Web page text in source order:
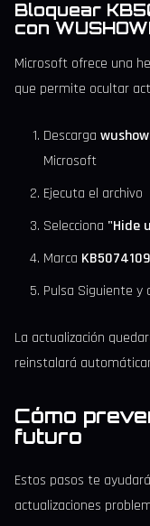
Bloquear
con
Microsoft ofrece una
que permite ocultar
Descarga
Microsoft
Ejecuta el archivo
Selecciona "Hide
Marca KB5074109
Pulsa Siguiente y
La actualización
reinstalará
Cómo
futuro
Estos pasos te
actualizaciones